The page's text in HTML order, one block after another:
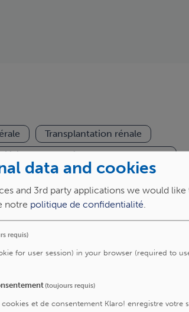
Transplantation rénale
et du système porte de l’enfant
data and cookies
and 3rd party applications we would like
notre politique de confidentialité.
requis)
for user session) in your browser (required to
(toujours requis)
cookies et de consentement Klaro! enregistre votre